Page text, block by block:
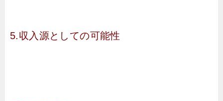
5.収入源としての可能性